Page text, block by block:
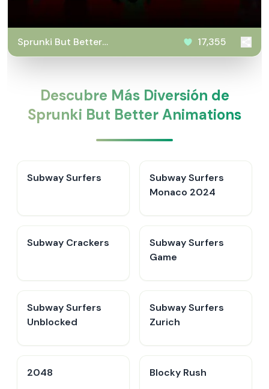
Sprunki But Better
Animations
17,355
Descubre Más Diversión de
Sprunki But Better Animations
Subway Surfers
Subway Surfers
Monaco 2024
Subway Crackers
Subway Surfers
Game
Subway Surfers
Unblocked
Subway Surfers
Zurich
2048 Blocky Rush